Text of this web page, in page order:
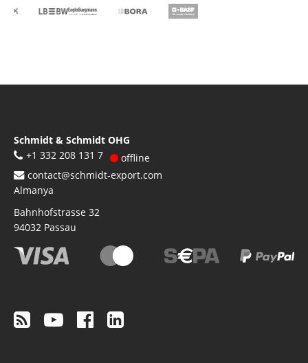
Schmidt & Schmidt OHG
+1 332 208 131 7
offline
contact@schmidt-export.com
Almanya
Bahnhofstrasse 32
94032 Passau